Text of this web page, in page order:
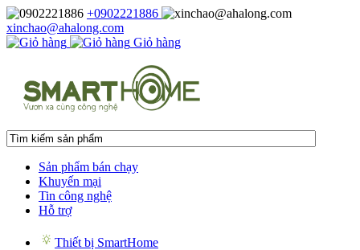
+0902221886
xinchao@ahalong.com
Giỏ hàng
Sản phẩm bán chạy
Khuyến mại
Tin công nghệ
Hỗ trợ
Thiết bị SmartHome